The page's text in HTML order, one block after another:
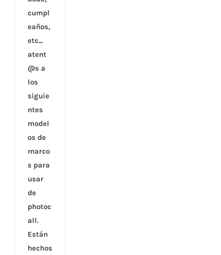
cumpl
eaños,
etc...
atent
@s a
los
siguie
ntes
model
os de
marco
s para
usar
de
photoc
all.
Están
hechos